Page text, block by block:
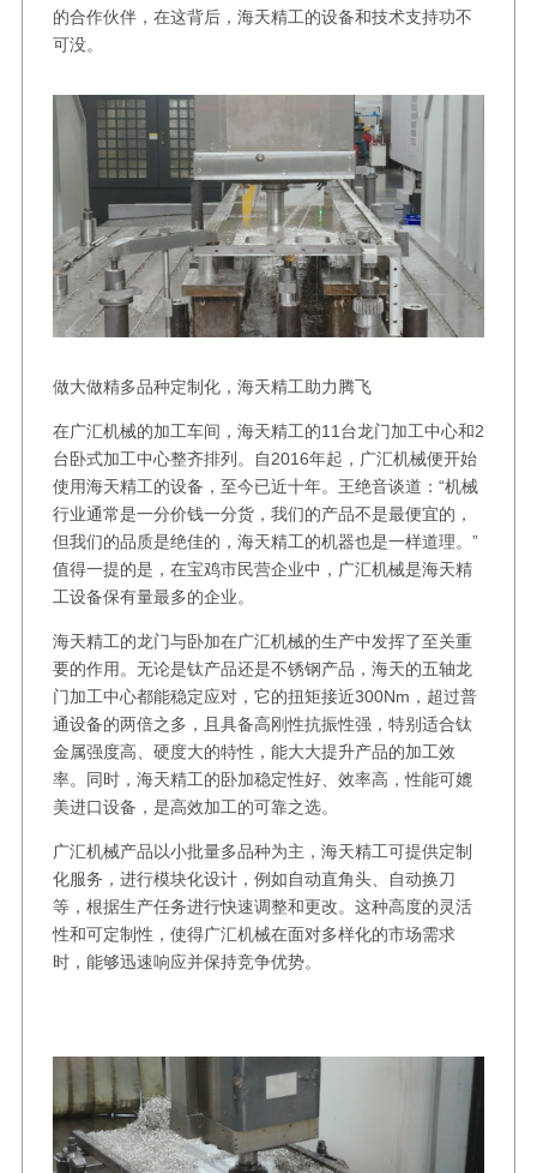
的合作伙伴，在这背后，海天精工的设备和技术支持功不
可没。
做大做精多品种定制化，海天精工助力腾飞
在广汇机械的加工车间，海天精工的11台龙门加工中心和2
台卧式加工中心整齐排列。自2016年起，广汇机械便开始
使用海天精工的设备，至今已近十年。王绝音谈道：“机械
行业通常是一分价钱一分货，我们的产品不是最便宜的，
但我们的品质是绝佳的，海天精工的机器也是一样道理。”
值得一提的是，在宝鸡市民营企业中，广汇机械是海天精
工设备保有量最多的企业。
海天精工的龙门与卧加在广汇机械的生产中发挥了至关重
要的作用。无论是钛产品还是不锈钢产品，海天的五轴龙
门加工中心都能稳定应对，它的扭矩接近300Nm，超过普
通设备的两倍之多，且具备高刚性抗振性强，特别适合钛
金属强度高、硬度大的特性，能大大提升产品的加工效
率。同时，海天精工的卧加稳定性好、效率高，性能可媲
美进口设备，是高效加工的可靠之选。
广汇机械产品以小批量多品种为主，海天精工可提供定制
化服务，进行模块化设计，例如自动直角头、自动换刀
等，根据生产任务进行快速调整和更改。这种高度的灵活
性和可定制性，使得广汇机械在面对多样化的市场需求
时，能够迅速响应并保持竞争优势。